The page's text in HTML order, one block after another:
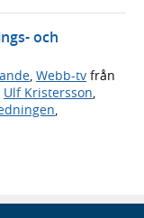
och
, Webb-tv från
Ulf Kristersson,
,